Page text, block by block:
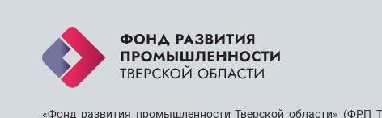
«Фонд развития промышленности Тверской области» (ФРП